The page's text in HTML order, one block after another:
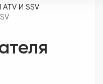
И SSV